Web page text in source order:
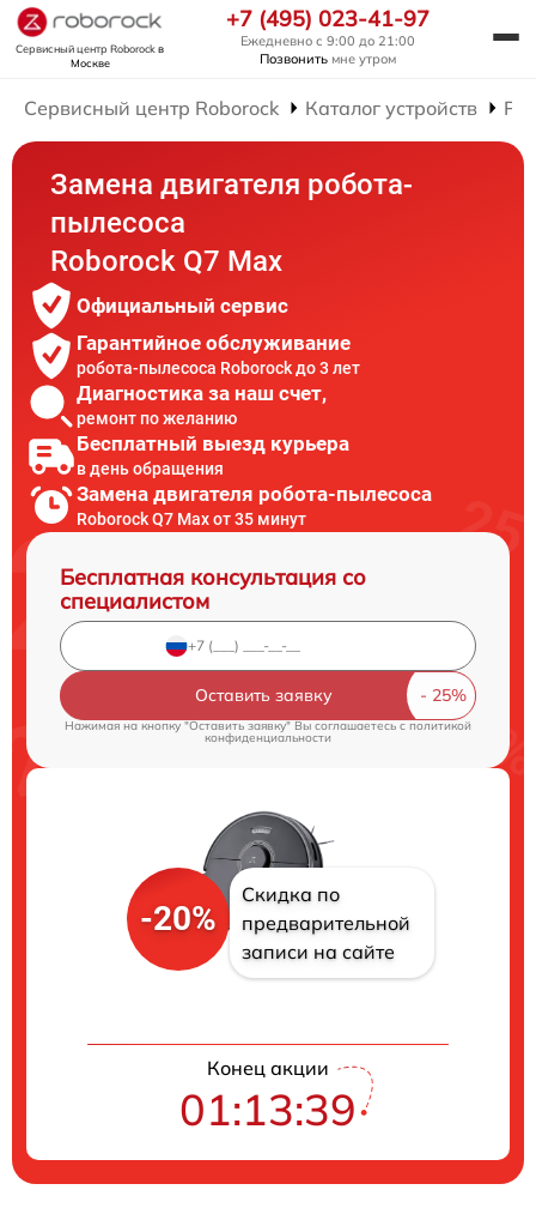
Сервисный центр Roborockв
Москве
+7 (495) 023-41-97
Ежедневно с 9:00 до 21:00
Позвонить мне утром
Сервисный центр Roborock Каталог устройств
Замена двигателя робота-
пылесоса
Roborock Q7 Max
Официальный сервис
Гарантийное обслуживание
робота-пылесоса Roborock до 3 лет
Диагностика за наш счет,
ремонт по желанию
Бесплатный выезд курьера
в день обращения
Замена двигателя робота-пылесоса
Roborock Q7 Max от 35 минут
Бесплатная консультация со
специалистом
Оставить заявку
Нажимая на кнопку "Оставить заявку" Вы соглашаетесь cполитикой
конфиденциальности
-20%
Скидка по
предварительной
записи на сайте
Конец акции
01:13:38